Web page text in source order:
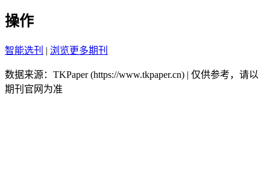
操作
智能选刊 | 浏览更多期刊
数据来源：TKPaper (https://www.tkpaper.cn) | 仅供参考，请以
期刊官网为准